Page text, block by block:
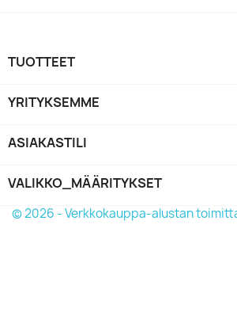
TUOTTEET
YRITYKSEMME
ASIAKASTILI
VALIKKO_MÄÄRITYKSET
© 2026 - Verkkokauppa-alustan